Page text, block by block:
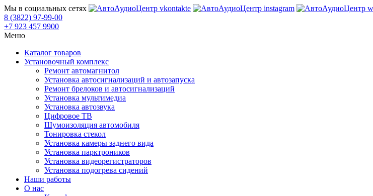
Мы в социальных сетях
8 (3822) 97-99-00
+7 923 457 9900
Меню
Каталог товаров
Установочный комплекс
Ремонт автомагнитол
Установка автосигнализаций и автозапуска
Ремонт брелоков и автосигнализаций
Установка мультимедиа
Установка автозвука
Цифровое ТВ
Шумоизоляция автомобиля
Тонировка стекол
Установка камеры заднего вида
Установка парктроников
Установка видеорегистраторов
Установка подогрева сидений
Наши работы
О нас